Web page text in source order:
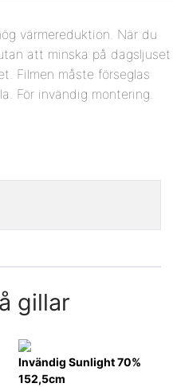
värmereduktion. När du
att minska på dagsljuset
Filmen måste förseglas
För invändig montering.
gillar
Invändig Sunlight 70%
152,5cm